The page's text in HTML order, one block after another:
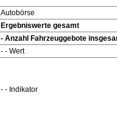
Autobörse
Ergebniswerte gesamt
- Anzahl Fahrzeuggebote
- - Wert
- - Indikator